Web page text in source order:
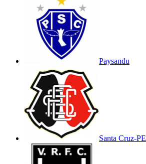
Paysandu
Santa Cruz-PE